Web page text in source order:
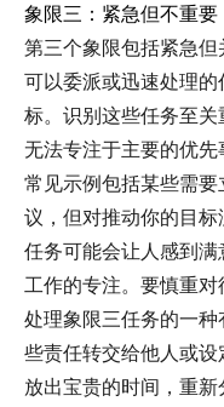
象限三：紧急但不重要
第三个象限包括紧急
可以委派或迅速处理
标。识别这些任务至关
无法专注于主要的优先
常见示例包括某些需
议，但对推动你的目
任务可能会让人感到
工作的专注。要慎重对
处理象限三任务的一
些责任转交给他人或
放出宝贵的时间，重新